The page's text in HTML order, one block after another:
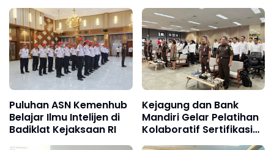
Puluhan ASN Kemenhub
Belajar Ilmu Intelijen di
Badiklat Kejaksaan RI
Kejagung dan Bank
Mandiri Gelar Pelatihan
Kolaboratif Sertifikasi
CHFI 2025 Batch I